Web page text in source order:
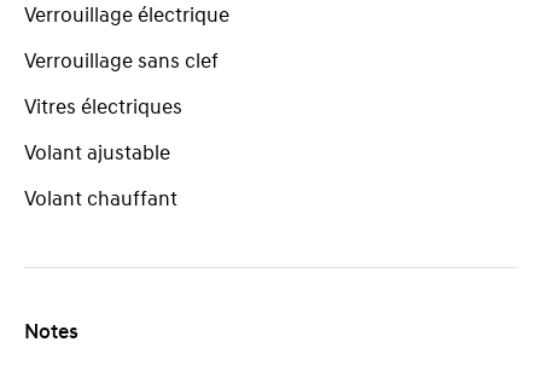
Verrouillage électrique
Verrouillage sans clef
Vitres électriques
Volant ajustable
Volant chauffant
Notes